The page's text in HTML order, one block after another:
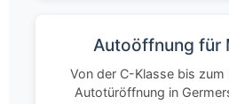
Autoöffnung für
Von der C-Klasse bis zum
Autotüröffnung in